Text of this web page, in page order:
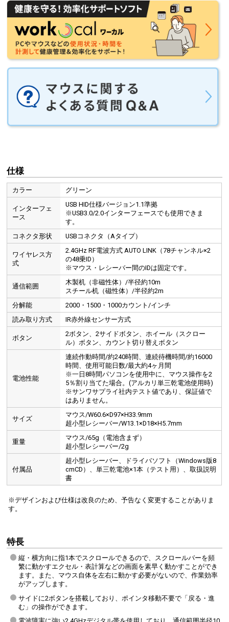
仕様
カラー グリーン
インターフェ
ース
USB HID仕様バージョン1.1準拠
※USB3.0/2.0インターフェースでも使用できま
す。
コネクタ形状
USBコネクタ（Aタイプ）
ワイヤレス方
式
2.4GHz RF電波方式 AUTO LINK（78チャンネル×2
の48乗ID）
※マウス・レシーバー間のIDは固定です。
通信範囲
木製机（非磁性体）/半径約10m
スチール机（磁性体）/半径約2m
分解能
2000・1500・1000カウント/インチ
読み取り方式
IR赤外線センサー方式
ボタン
2ボタン、2サイドボタン、ホイール（スクロー
ル）ボタン、カウント切り替えボタン
電池性能
連続作動時間/約240時間、連続待機時間/約16000
時間、使用可能日数/最大約4ヶ月間
※一日8時間パソコンを使用中に、マウス操作を2
5％割り当てた場合。(アルカリ単三乾電池使用時)
※サンワサプライ社内テスト値であり、保証値で
はありません。
サイズ
マウス/W60.6×D97×H33.9mm
超小型レシーバー/W13.1×D18×H5.7mm
重量
マウス/65g（電池含まず）
超小型レシーバー/2g
付属品
超小型レシーバー、ドライバソフト（Windows版8
cmCD）、単三乾電池×1本（テスト用）、取扱説明
書
※デザインおよび仕様は改良のため、予告なく変更することがありま
す。
特長
縦・横方向に指1本でスクロールできるので、スクロールバーを頻
繁に動かすエクセル・表計算などの画面を素早く動かすことができ
ます。また、マウス自体を左右に動かす必要がないので、作業効率
がアップします。
サイドに2ボタンを搭載しており、ポインタ移動不要で「戻る・進
む」の操作ができます。